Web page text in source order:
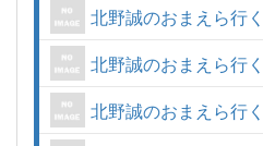
北野誠のおまえら行
北野誠のおまえら行
北野誠のおまえら行く